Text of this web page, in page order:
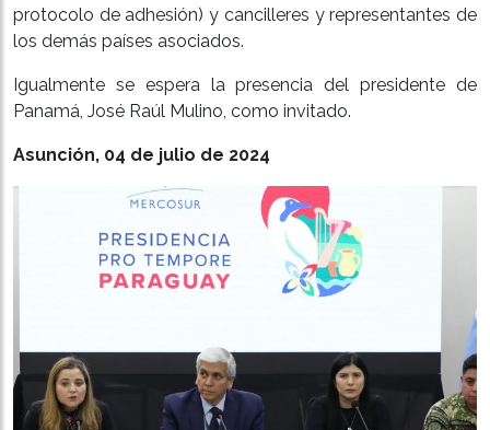
protocolo de adhesión) y cancilleres y representantes de
los demás países asociados.
Igualmente se espera la presencia del presidente de
Panamá, José Raúl Mulino, como invitado.
Asunción, 04 de julio de 2024